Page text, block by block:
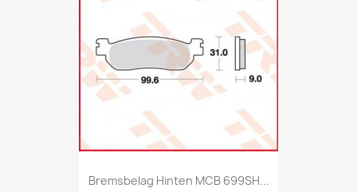
Bremsbelag Hinten MCB 699SH...